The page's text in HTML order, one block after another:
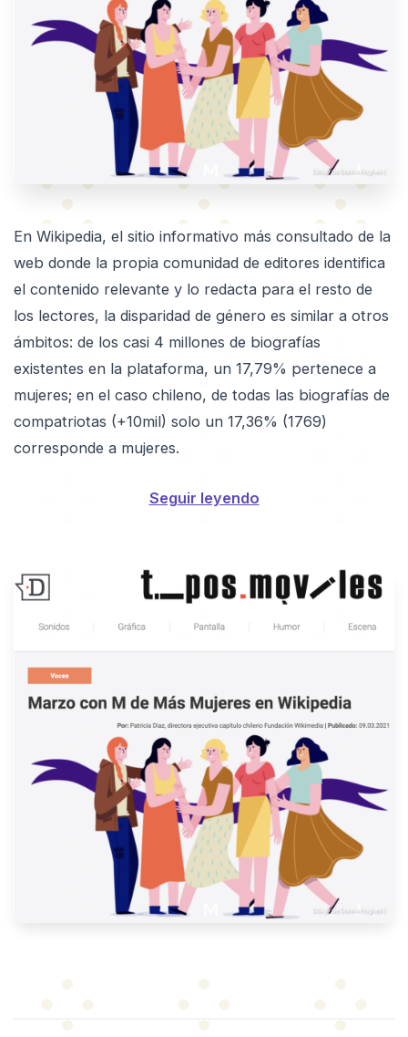
En Wikipedia, el sitio informativo más consultado de la
web donde la propia comunidad de editores identifica
el contenido relevante y lo redacta para el resto de
los lectores, la disparidad de género es similar a otros
ámbitos: de los casi 4 millones de biografías
existentes en la plataforma, un 17,79% pertenece a
mujeres; en el caso chileno, de todas las biografías de
compatriotas (+10mil) solo un 17,36% (1769)
corresponde a mujeres.
Seguir leyendo